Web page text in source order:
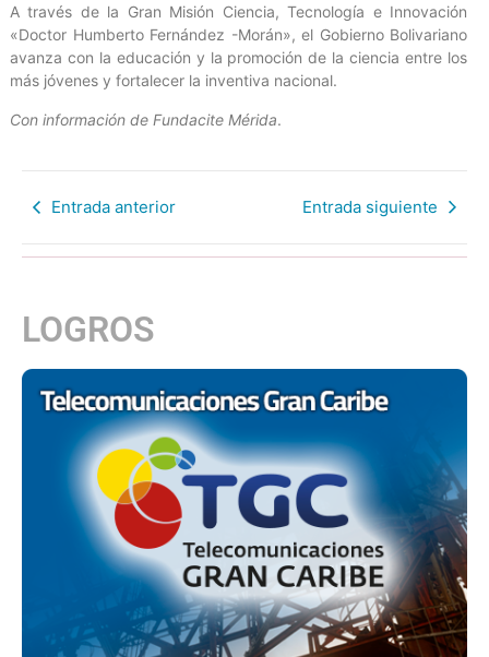
A través de la Gran Misión Ciencia, Tecnología e Innovación
«Doctor Humberto Fernández -Morán», el Gobierno Bolivariano
avanza con la educación y la promoción de la ciencia entre los
más jóvenes y fortalecer la inventiva nacional.
Con información de Fundacite Mérida.
Entrada anterior Entrada siguiente
LOGROS